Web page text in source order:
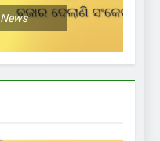
News